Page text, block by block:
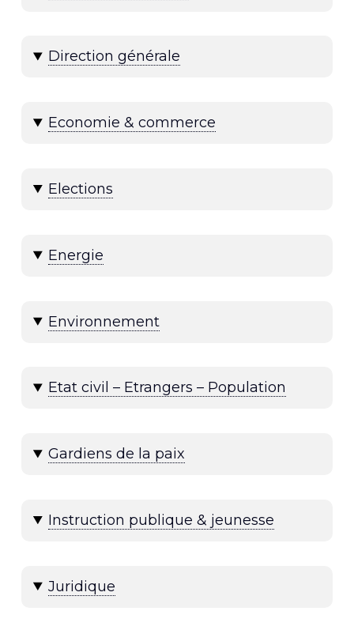
Direction générale
Economie & commerce
Elections
Energie
Environnement
Etat civil – Etrangers – Population
Gardiens de la paix
Instruction publique & jeunesse
Juridique